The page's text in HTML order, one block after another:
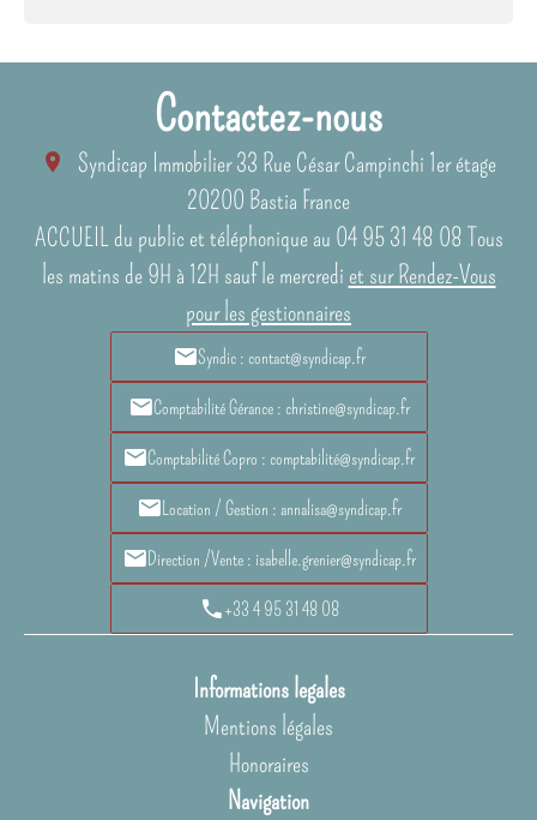
Contactez-nous
Syndicap Immobilier33 Rue César Campinchi 1er étage
20200 Bastia France
ACCUEIL du public et téléphonique au 04 95 31 48 08 Tous
les matins de 9H à 12H sauf le mercredi et sur Rendez-Vous
pour les gestionnaires
Syndic : contact@syndicap.fr
Comptabilité Gérance : christine@syndicap.fr
Comptabilité Copro : comptabilité@syndicap.fr
Location / Gestion : annalisa@syndicap.fr
Direction /Vente : isabelle.grenier@syndicap.fr
+33 4 95 31 48 08
Informations legales
Mentions légales
Honoraires
Navigation